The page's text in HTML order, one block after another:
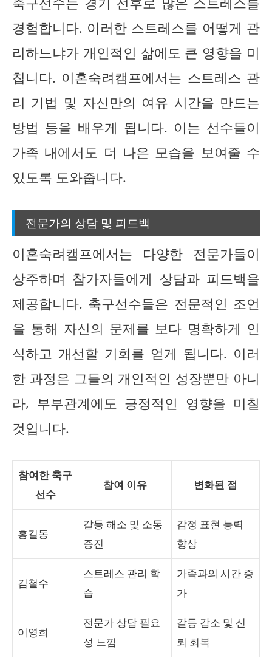
경험합니다. 이러한 스트레스를 어떻게 관
리하느냐가 개인적인 삶에도 큰 영향을 미
칩니다. 이혼숙려캠프에서는 스트레스 관
리 기법 및 자신만의 여유 시간을 만드는
방법 등을 배우게 됩니다. 이는 선수들이
가족 내에서도 더 나은 모습을 보여줄 수
있도록 도와줍니다.
전문가의 상담 및 피드백
이혼숙려캠프에서는 다양한 전문가들이
상주하며 참가자들에게 상담과 피드백을
제공합니다. 축구선수들은 전문적인 조언
을 통해 자신의 문제를 보다 명확하게 인
식하고 개선할 기회를 얻게 됩니다. 이러
한 과정은 그들의 개인적인 성장뿐만 아니
라, 부부관계에도 긍정적인 영향을 미칠
것입니다.
참여한 축구
선수
참여 이유 변화된 점
홍길동
갈등 해소 및 소통
증진
감정 표현 능력
향상
김철수
스트레스 관리 학
습
가족과의 시간 증
가
이영희
전문가 상담 필요
성 느낌
갈등 감소 및 신
뢰 회복